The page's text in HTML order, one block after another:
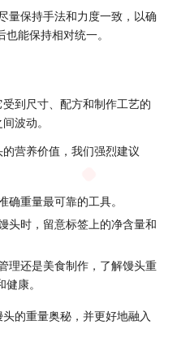
量保持手法和力度一致，以确
能保持相对统一。
到尺寸、配方和制作工艺的
波动。
营养价值，我们强烈建议
确重量最可靠的工具。
头时，留意标签上的净含量和
理还是美食制作，了解馒头重
康。
的重量奥秘，并更好地融入